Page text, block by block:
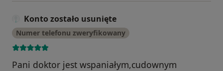
Konto zostało usunięte
Numer telefonu zweryfikowany
Pani doktor jest wspaniałym,cudownym